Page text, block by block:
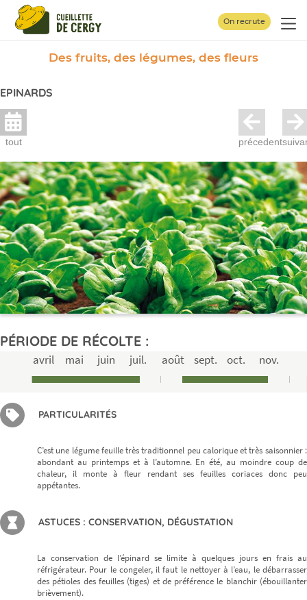
On recrute
Des fruits, des légumes, des fleurs
EPINARDS
tout précedent
PÉRIODE DE RÉCOLTE :
avril mai juin juil. août sept. oct. nov.
PARTICULARITÉS
C’est une légume feuille très traditionnel peu calorique et très saisonnier :
abondant au printemps et à l’automne. En été, au moindre coup de
chaleur, il monte à fleur rendant ses feuilles coriaces donc peu
appétantes.
ASTUCES : CONSERVATION, DÉGUSTATION
La conservation de l’épinard se limite à quelques jours en frais au
réfrigérateur. Pour le congeler, il faut le nettoyer à l’eau, le débarrasser
des pétioles des feuilles (tiges) et de préférence le blanchir (ébouillanter
brièvement).
Panneau de gestion des cookies